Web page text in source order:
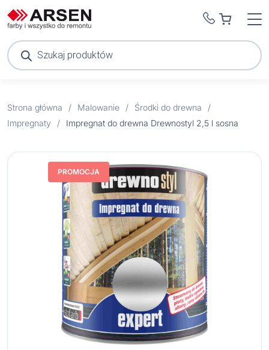
Wyszukiwarka
produktów
Strona główna / Malowanie / Środki do drewna
/
Impregnaty
/ Impregnat do drewna Drewnostyl 2,5 l sosna
PROMOCJA